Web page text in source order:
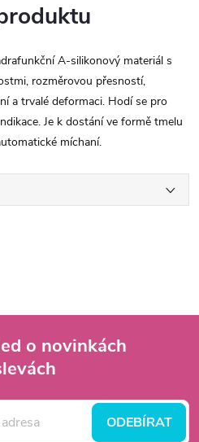
A-silikonový materiál s
rozměrovou přesností,
a trvalé deformaci. Hodí se pro
Je k dostání ve formě tmelu
míchaní.
o novinkách
ODEBÍRAT